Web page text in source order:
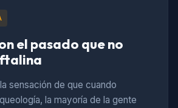
el pasado que no
sensación de que cuando
la mayoría de la gente